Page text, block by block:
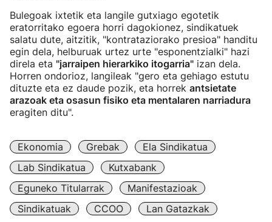
Bulegoak ixtetik eta langile gutxiago egotetik
eratorritako egoera horri dagokionez, sindikatuek
salatu dute, aitzitik, "kontrataziorako presioa" handitu
egin dela, helburuak urtez urte "esponentzialki" hazi
direla eta "jarraipen hierarkiko itogarria" izan dela.
Horren ondorioz, langileak "gero eta gehiago estutu
dituzte eta ez daude pozik, eta horrek antsietate
arazoak eta osasun fisiko eta mentalaren narriadura
eragiten ditu".
Ekonomia Grebak
Ela Sindikatua
Lab Sindikatua
Kutxabank
Eguneko Titularrak
Manifestazioak
Sindikatuak
CCOO Lan Gatazkak